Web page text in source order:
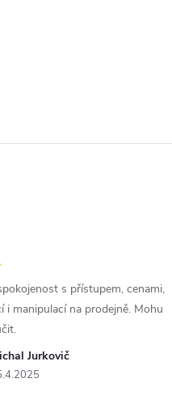
Jurkovič
s přístupem, cenami,
i manipulací na prodejně. Mohu